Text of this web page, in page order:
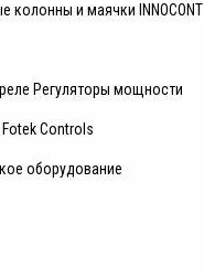
колонны и маячки INNOCONT
Регуляторы мощности
Controls
оборудование